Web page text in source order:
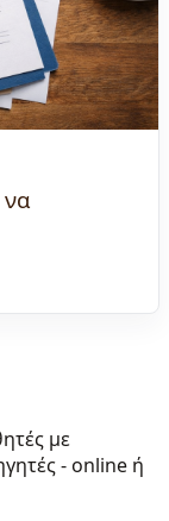
να
με
- online ή